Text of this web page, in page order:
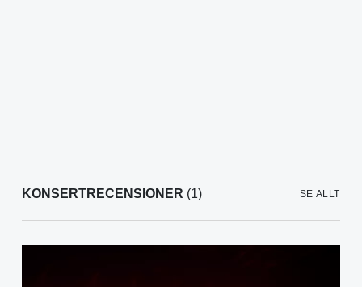
KONSERTRECENSIONER (1) SE ALLT